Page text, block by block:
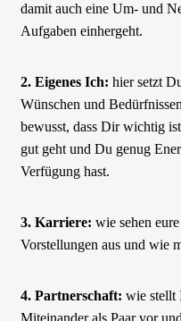
damit auch eine Um- und
Aufgaben einhergeht.
2. Eigenes Ich: hier setzt
Wünschen und
bewusst, dass Dir wichtig
gut geht und Du genug
Verfügung hast.
3. Karriere: wie sehen
Vorstellungen aus und wie
4. Partnerschaft: wie stellt